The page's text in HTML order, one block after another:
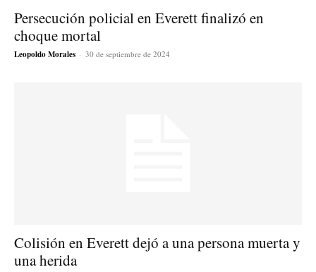
Persecución policial en Everett finalizó en
choque mortal
Leopoldo Morales - 30 de septiembre de 2024
Colisión en Everett dejó a una persona muerta y
una herida